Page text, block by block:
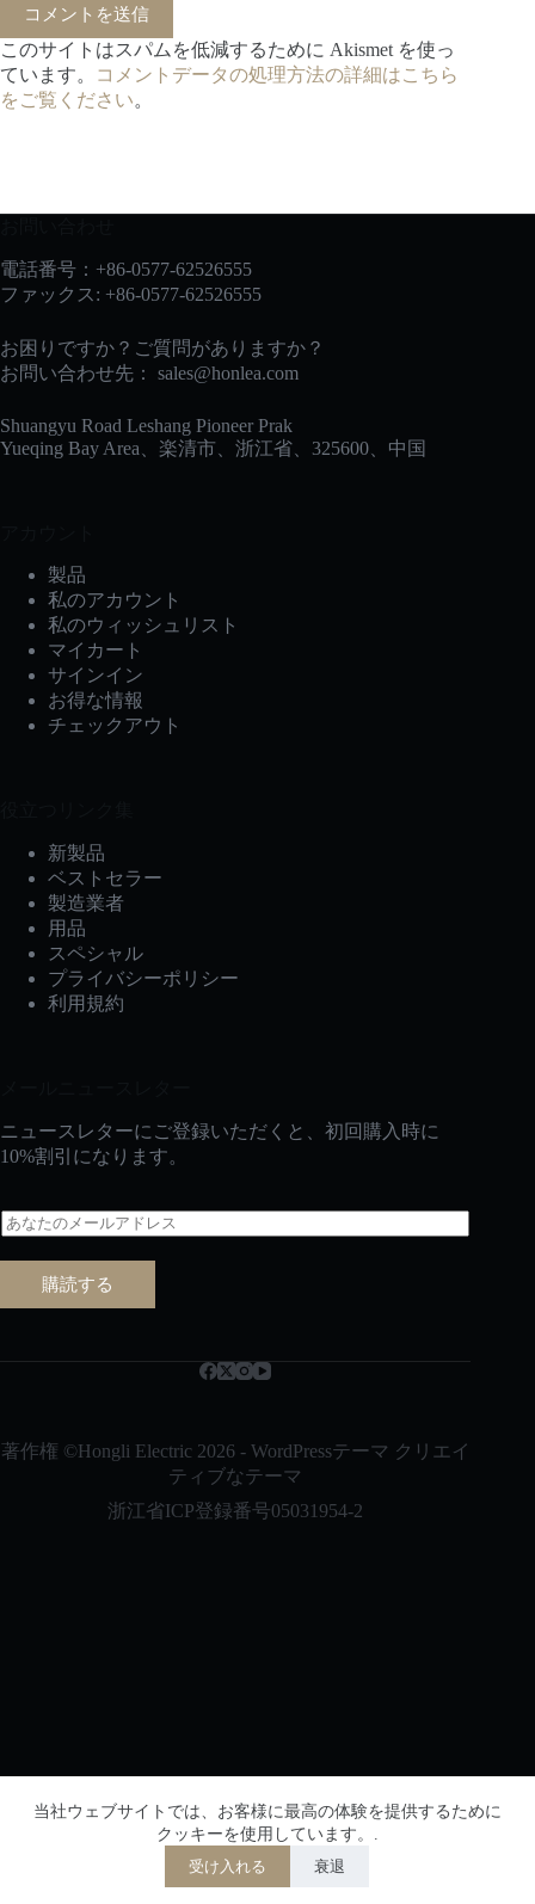
当社ウェブサイトでは、お客様に最高の体験を提供するために
クッキーを使用しています。.
受け入れる 衰退
コメントを送信
このサイトはスパムを低減するために Akismet を使っ
ています。
コメントデータの処理方法の詳細はこちら
をご覧ください。
電話番号：+86-0577-62526555
ファックス: +86-0577-62526555
お困りですか？ご質問がありますか？
お問い合わせ先： sales@honlea.com
Shuangyu Road Leshang Pioneer Prak
Yueqing Bay Area、楽清市、浙江省、325600、中国
製品
私のアカウント
私のウィッシュリスト
マイカート
サインイン
お得な情報
チェックアウト
新製品
ベストセラー
製造業者
用品
スペシャル
プライバシーポリシー
利用規約
ニュースレターにご登録いただくと、初回購入時に
10%割引になります。
メ
ー
ル
購読する
著作権 ©Hongli Electric 2026 - WordPressテーマ クリエイ
ティブなテーマ
浙江省ICP登録番号05031954-2
浙江省公安局ネットワークセキュリティ
登録番号 33038202002864
日本語
简体中文
العربية